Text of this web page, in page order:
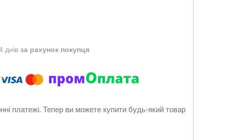
днів за рахунок покупця
платежі. Тепер ви можете купити будь-який товар